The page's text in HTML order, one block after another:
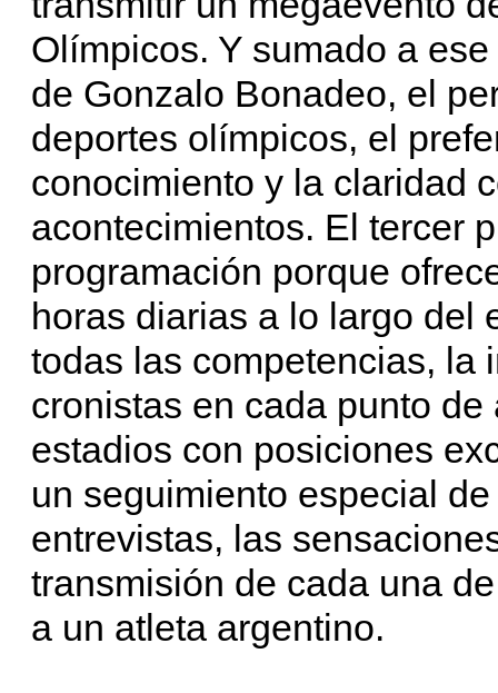
Olímpicos. Y sumado a
de Gonzalo Bonadeo, el
deportes olímpicos, el
conocimiento y la claridad
acontecimientos. El tercer
programación porque
horas diarias a lo largo del
todas las competencias, la
cronistas en cada punto
estadios con posiciones
un seguimiento especial
entrevistas, las
transmisión de cada una
a un atleta argentino.